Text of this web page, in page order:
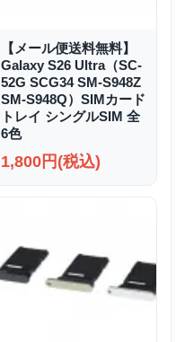
【メール便送料無料】
Galaxy S26 Ultra（SC-
52G SCG34 SM-S948Z
SM-S948Q）SIMカード
トレイ シングルSIM 全
6色
1,800円(税込)